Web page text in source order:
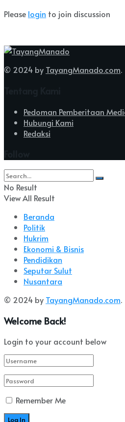
Please login to join discussion
© 2024 by TayangManado.com.
Pedoman Pemberitaan
Hubungi Kami
Redaksi
No Result
View All Result
Beranda
Politik
Hukrim
Ekonomi & Bisnis
Pendidikan
Seputar Sulut
Nusantara
© 2024 by TayangManado.com.
Welcome Back!
Login to your account below
Remember Me